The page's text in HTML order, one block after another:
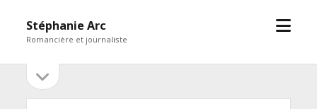
Stéphanie Arc
Romancière et journaliste
open
Sidebar
sidebar